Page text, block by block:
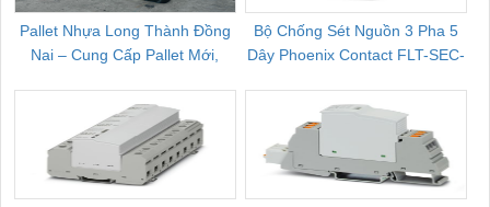
Pallet Nhựa Long Thành Đồng
Nai – Cung Cấp Pallet Mới,
Bộ Chống Sét Nguồn 3 Pha 5
Dây Phoenix Contact FLT-SEC-